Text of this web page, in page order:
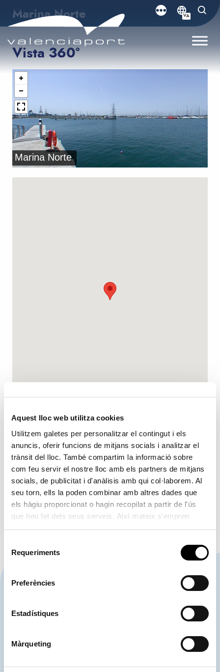
Aquest lloc web utilitza cookies
Utilitzem galetes per personalitzar el contingut i els
anuncis, oferir funcions de mitjans socials i analitzar el
trànsit del lloc. També compartim la informació sobre
com feu servir el nostre lloc amb els partners de mitjans
socials, de publicitat i d'anàlisis amb qui col·laborem. Al
seu torn, ells la poden combinar amb altres dades que
els hàgiu proporcionat o hagin recopilat a partir de l'ús
que heu fet dels seus serveis. Així mateix s'empren
cookies tècniques que resulten imprescindibles per al
acceptació.
Requeriments
Preferències
Estadístiques
Màrqueting
VA
Marina Norte
Vista 360º
Marina Norte
VISITES VIRTUALS
Port de València
Port de Sagunt
Port de Gandia
963 939 500